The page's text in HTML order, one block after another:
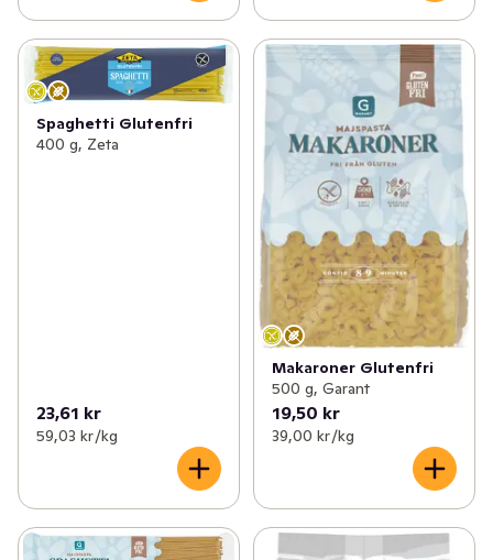
Spaghetti Glutenfri
400 g, Zeta
23,61 kr
59,03 kr /kg
Makaroner Glutenfri
500 g, Garant
19,50 kr
39,00 kr /kg